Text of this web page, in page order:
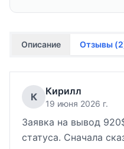
Описание Отзывы (2
К Кирилл
19 июня 2026 г.
Заявка на вывод
статуса. Сначала